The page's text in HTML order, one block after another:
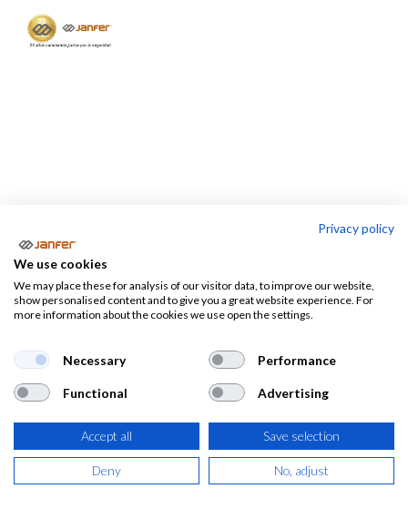
Jardineros, agricultores
Almacen-
logistica
Camareros Electricistas
Ropa de trabajo para jardineros,
ropa para agricultores, calzado de
seguridad para jardinería, EPIS para
Privacy policy
We use cookies
We may place these for analysis of our visitor data, to improve our website,
show personalised content and to give you a great website experience. For
more information about the cookies we use open the settings.
Necessary Performance
Functional Advertising
Accept all Save selection
Deny No, adjust